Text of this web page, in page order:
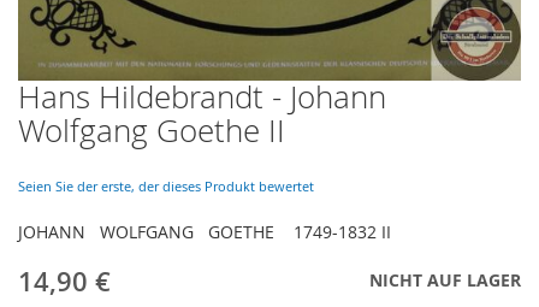
Skip
to
the
of
images
Hans Hildebrandt - Johann
Wolfgang Goethe II
Seien Sie der erste, der dieses Produkt bewertet
JOHANN WOLFGANG GOETHE 1749-1832 II
14,90 € NICHT AUF LAGER